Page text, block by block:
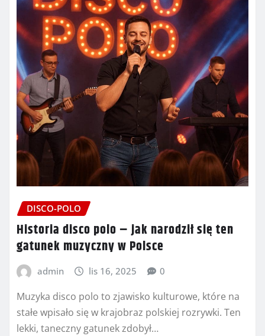
DISCO-POLO
Historia disco polo – jak narodził się ten
gatunek muzyczny w Polsce
admin lis 16, 2025 0
Muzyka disco polo to zjawisko kulturowe, które na
stałe wpisało się w krajobraz polskiej rozrywki. Ten
lekki, taneczny gatunek zdobył…